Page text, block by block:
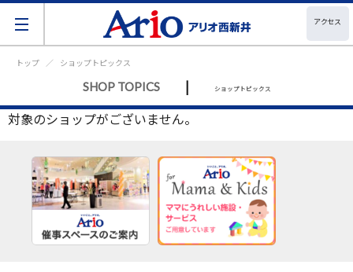
アクセス
トップ ショップトピックス
SHOP TOPICS | ショップトピックス
対象のショップがございません。